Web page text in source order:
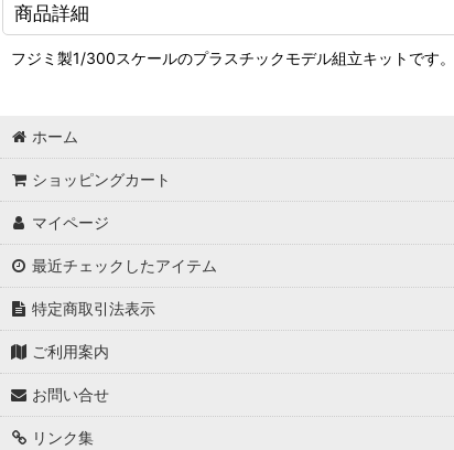
商品詳細
フジミ製1/300スケールのプラスチックモデル組立キットです。
ホーム
ショッピングカート
マイページ
最近チェックしたアイテム
特定商取引法表示
ご利用案内
お問い合せ
リンク集